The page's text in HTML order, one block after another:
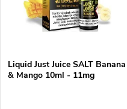
Liquid Just Juice SALT Banana
& Mango 10ml - 11mg